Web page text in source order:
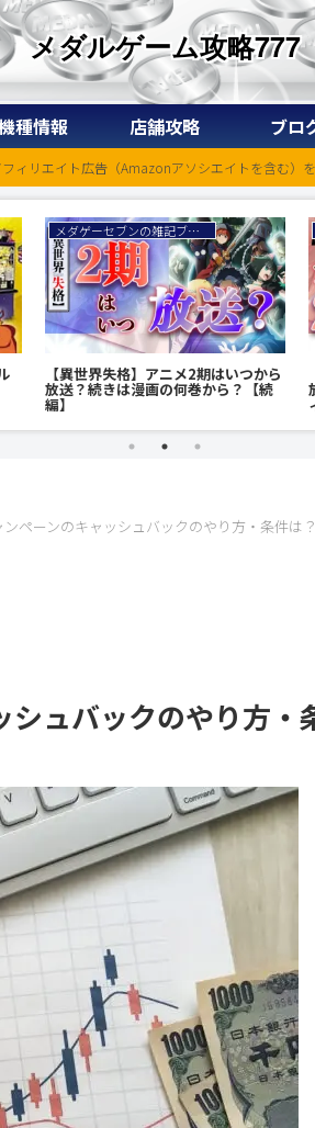
メダルゲーム攻略777
種情報 店舗攻略 ブロ
ィリエイト広告（Amazonアソシエイトを含む）を
メダゲーセブンの雑記ブログ
【異世界失格】アニメ2期はいつから
放送？続きは漫画の何巻から？【続
編】
ンペーンのキャッシュバックのやり方・条件は
シュバックのやり方・